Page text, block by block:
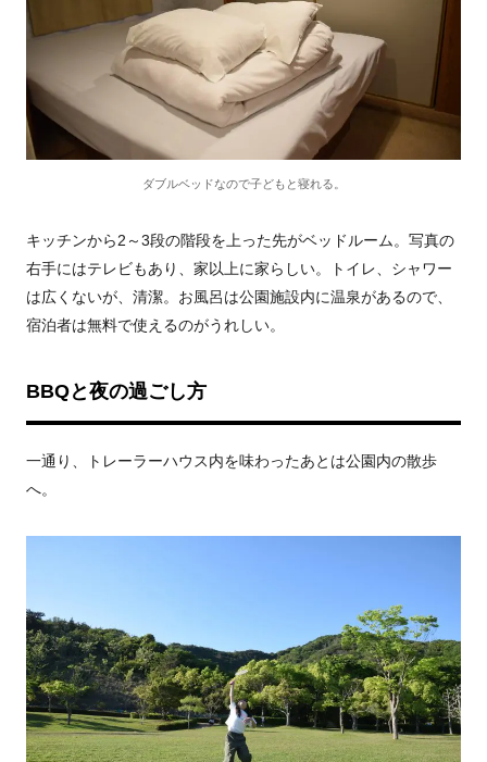
ダブルベッドなので子どもと寝れる。
キッチンから2～3段の階段を上った先がベッドルーム。写真の
右手にはテレビもあり、家以上に家らしい。トイレ、シャワー
は広くないが、清潔。お風呂は公園施設内に温泉があるので、
宿泊者は無料で使えるのがうれしい。
BBQと夜の過ごし方
一通り、トレーラーハウス内を味わったあとは公園内の散歩
へ。